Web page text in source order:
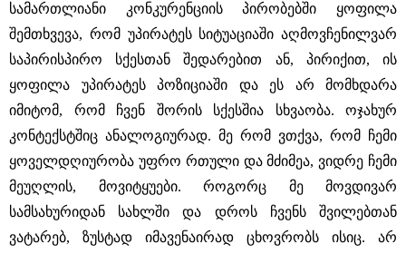
სამართლიანი კონკურენციის პირობებში ყოფილა
შემთხვევა, რომ უპირატეს სიტუაციაში აღმოვჩენილვარ
საპირისპირო სქესთან შედარებით ან, პირიქით, ის
ყოფილა უპირატეს პოზიციაში და ეს არ მომხდარა
იმიტომ, რომ ჩვენ შორის სქესშია სხვაობა. ოჯახურ
კონტექსტშიც ანალოგიურად. მე რომ ვთქვა, რომ ჩემი
ყოველდღიურობა უფრო რთული და მძიმეა, ვიდრე ჩემი
მეუღლის, მოვიტყუები. როგორც მე მოვდივარ
სამსახურიდან სახლში და დროს ჩვენს შვილებთან
ვატარებ, ზუსტად იმავენაირად ცხოვრობს ისიც. არ